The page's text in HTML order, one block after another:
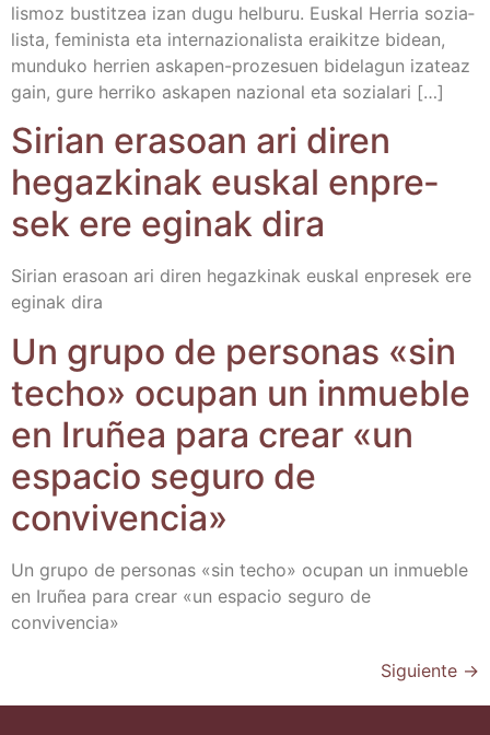
lis­moz bus­titzea izan dugu hel­bu­ru. Eus­kal Herria sozia­
lis­ta, femi­nis­ta eta inter­na­zio­na­lis­ta erai­kitze bidean,
mun­du­ko herrien aska­­pen-pro­­ze­­suen bide­la­gun iza­teaz
gain, gure herri­ko aska­pen nazio­nal eta sozialari […]
Sirian era­soan ari diren
hegaz­ki­nak eus­kal enpre­
sek ere egi­nak dira
Sirian era­soan ari diren hegaz­ki­nak eus­kal enpre­sek ere
egi­nak dira
Un gru­po de per­so­nas «sin
techo» ocu­pan un inmue­ble
en Iru­ñea para crear «un
espa­cio segu­ro de
convivencia»
Un gru­po de per­so­nas «sin techo» ocu­pan un inmue­ble
en Iru­ñea para crear «un espa­cio segu­ro de
convivencia»
Siguiente →